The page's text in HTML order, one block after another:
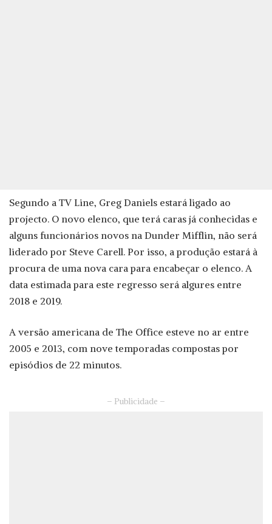
Segundo a TV Line, Greg Daniels estará ligado ao
projecto. O novo elenco, que terá caras já conhecidas e
alguns funcionários novos na Dunder Mifflin, não será
liderado por Steve Carell. Por isso, a produção estará à
procura de uma nova cara para encabeçar o elenco. A
data estimada para este regresso será algures entre
2018 e 2019.
A versão americana de The Office esteve no ar entre
2005 e 2013, com nove temporadas compostas por
episódios de 22 minutos.
– Publicidade –